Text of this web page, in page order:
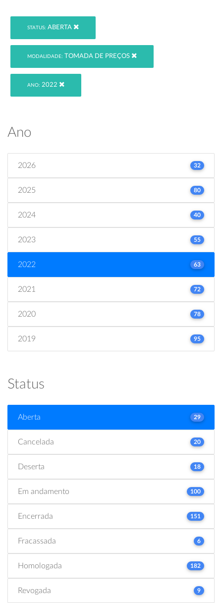
STATUS: ABERTA
MODALIDADE: TOMADA DE PREÇOS
ANO: 2022
Ano
2026 32
2025 80
2024 40
2023 55
2022 63
2021 72
2020 78
2019 95
Status
Aberta 29
Cancelada 20
Deserta 18
Em andamento 100
Encerrada 151
Fracassada 6
Homologada 182
Revogada 9